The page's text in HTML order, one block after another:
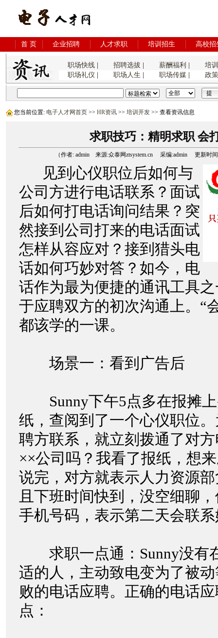
首 页 企业招聘 人才求职 培训招生 高校招
职场快线| 招聘选拔 薪酬福利
培
职场礼仪
职场人生 职场传媒| 政
您当前位置: 电子人才网首页 >> HR资讯 >> 培训开发 >> 查看资讯信息
求职技巧：精明求职 会
（作者: admin 来源:众泰网ztsystem.cn 采编:admin 更新时间
见到心仪职位后如何与
公司方进行电话联系？面试
后如何打电话询问结果？突
然接到公司打来的电话面试
怎样从容应对？接到猎头电
话如何巧妙对答？如今，电
话作为最为便捷的通讯工具
于应聘双方的初次沟通上。“
都该学的一课。
场景一：看到广告后
Sunny下午5点多在报摊上
纸，查阅到了一个心仪职位
聘方联系，就立刻拨通了对
××公司吗？我看了报纸，想
说完，对方就表示人力资源
且下班时间快到，没空细聊
手机号码，表示第二天会联
求职一点通：Sunny没有
适的人，主动致电变为了被
败的电话应聘。正确的电话
点：